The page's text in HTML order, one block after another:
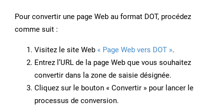
Pour convertir une page Web au format DOT, procédez
comme suit :
Visitez le site Web « Page Web vers DOT ».
Entrez l’URL de la page Web que vous souhaitez
convertir dans la zone de saisie désignée.
Cliquez sur le bouton « Convertir » pour lancer le
processus de conversion.